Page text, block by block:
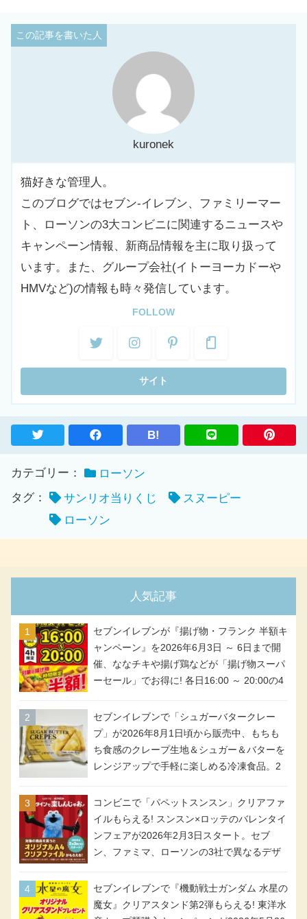
kuronek
猫好きな管理人。
このブログではセブン-イレブン、ファミリーマー
ト、ローソンの3大コンビニに関連するニュースや
キャンペーン情報、新商品情報を主に取り扱って
います。また、グループ会社(イトーヨーカドーや
HMVなど)の情報も時々発信しています。
FOLLOW
B!
カテゴリー：
ローソン
タグ：
サンリオ当りくじ
スヌーピー
ローソン
人気記事
セブンイレブンが『揚げ物・フランク 半額キ
ャンペーン』を2026年6月3日 ～ 6日まで開
催、ななチキや揚げ鶏などが「揚げ物スーパ
ーセール」でお得に! 各日16:00 ～ 20:00の4
アメリカンドッグが税抜き69円!
セブンイレブンで「シュガーバタークレー
プ」が2026年8月1日頃から販売中、もちも
ち食感のクレープ生地＆シュガー＆バターを
レンジアップで手軽に楽しめる冷凍食品。2
コンビニで「パペットスンスン」クリアファ
イルもらえる! スンスン×ロッテのバレンタイ
ンフェアが2026年2月3日スタート。セブ
ン、ファミマ、ローソンの3社で異なるデザ
セブンイレブンで『機動戦士ガンダム 水星の
魔女』クリアスタンド第2弾もらえる! 東洋水